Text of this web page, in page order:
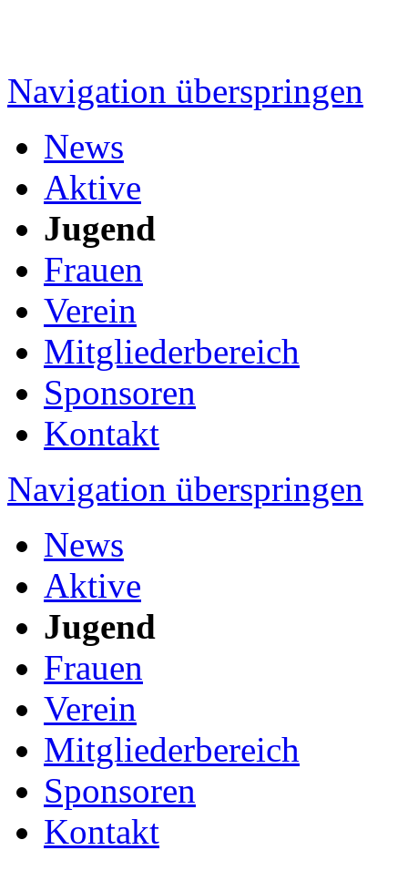
Navigation überspringen
News
Aktive
Jugend
Frauen
Verein
Mitgliederbereich
Sponsoren
Kontakt
Navigation überspringen
News
Aktive
Jugend
Frauen
Verein
Mitgliederbereich
Sponsoren
Kontakt